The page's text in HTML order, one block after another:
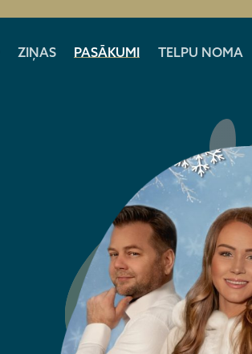
ZIŅAS PASĀKUMI TELPU NOMA